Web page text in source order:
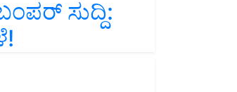
ಸುದ್ದಿ: